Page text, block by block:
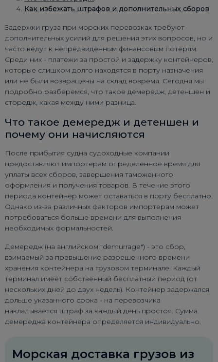
Как избежать штрафов и дополнительных сборов.
Задержки груза при морских перевозках требуют
дополнительных усилий для решения этих вопросов, но и
часто ведут к непредвиденным финансовым потерям.
Среди них - платежи за простой и задержку контейнеров,
которые слишком долго находятся в порту назначения
или не были возвращены на склад вовремя. Сегодня мы
подробно разберемся, что такое демередж, детеншен и
сторедж, какая между ними разница.
Что такое демередж и детеншен и
почему они начисляются
После прибытия судна судоходные компании
предоставляют импортерам определенное время для
уплаты всех сборов, завершения таможенного
оформления и получения товаров. В течение этого
периода контейнер может оставаться в порту бесплатно.
Однако из-за различных факторов импортерам может
потребоваться больше времени для выполнения
необходимых формальностей.
Демередж (на английском "demurrage") - это сбор,
взимаемый за превышение разрешенного времени
хранения контейнера на грузовом терминале. Каждый
терминал имеет собственный бесплатный период (от
нескольких дней до двух недель). Контейнер задержался
дольше указанного срока - на перевозчика
накладывается штраф за каждый день простоя. Сумма
демереджа контейнера определяется индивидуально.
Морская доставка грузов из